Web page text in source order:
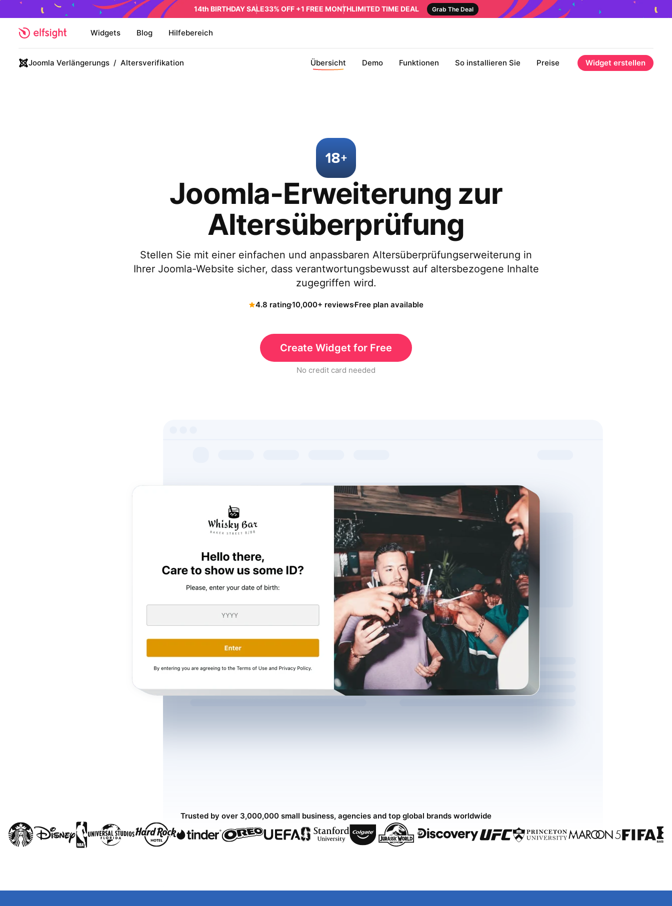
14th BIRTHDAY SALE33% OFF +1 FREE MONTHLIMITED TIME DEAL Grab The Deal
Widgets Blog Hilfebereich
Joomla Verlängerungs / Altersverifikation Übersicht Demo Funktionen So installieren Sie Preise Widget erstellen
Joomla-Erweiterung zur
Altersüberprüfung
Stellen Sie mit einer einfachen und anpassbaren Altersüberprüfungserweiterung in
Ihrer Joomla-Website sicher, dass verantwortungsbewusst auf altersbezogene Inhalte
zugegriffen wird.
4.8 rating10,000+ reviewsFree plan available
Create Widget for Free
No credit card needed
Trusted by over 3,000,000 small business, agencies and top global brands worldwide